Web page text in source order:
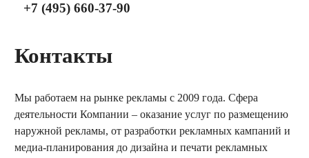
+7 (495) 660-37-90
Контакты
Мы работаем на рынке рекламы с 2009 года. Сфера
деятельности Компании – оказание услуг по размещению
наружной рекламы, от разработки рекламных кампаний и
медиа-планирования до дизайна и печати рекламных